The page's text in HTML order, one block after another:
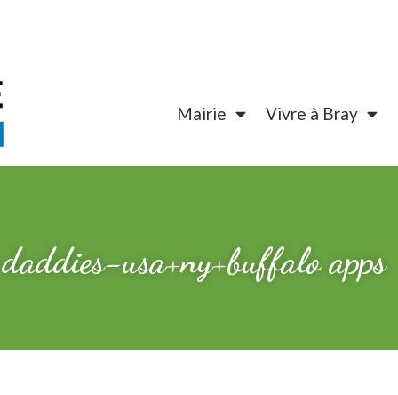
Mairie Vivre à Bray
usa+ny+buffalo apps